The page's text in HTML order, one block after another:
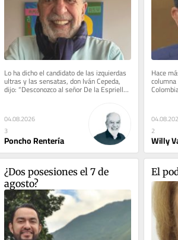
Lo ha dicho el candidato de las izquierdas
ultras y las sensatas, don Iván Cepeda,
dijo: “Desconozco al señor De la Espriella
como presidente, no...
04.08.2026
3
Poncho Rentería
Hace
2
Willy
¿Dos posesiones el 7 de
agosto?
El